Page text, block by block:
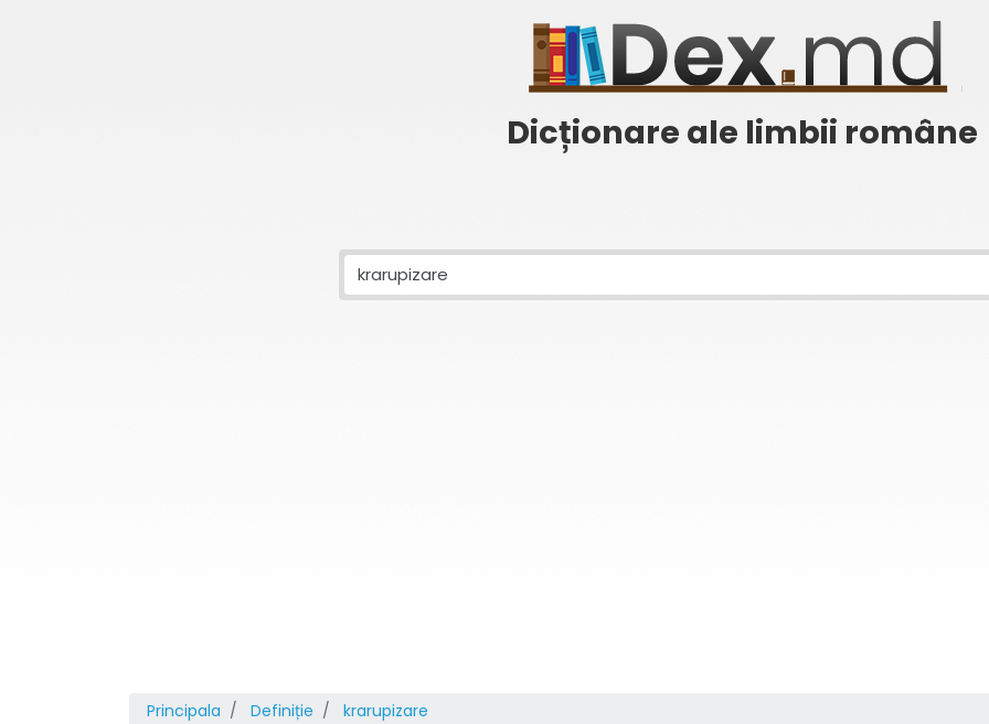
Dicționare ale limbii române
Principala Definiție krarupizare